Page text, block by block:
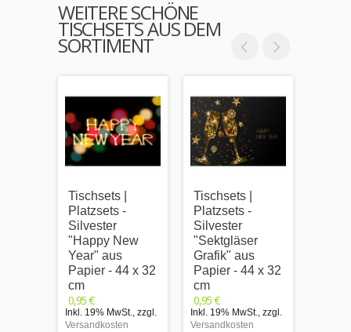
WEITERE SCHÖNE
TISCHSETS AUS DEM
SORTIMENT
Tischsets |
Platzsets -
Silvester
"Happy New
Year" aus
Papier - 44 x 32
cm
0,95 €
Inkl. 19% MwSt., zzgl.
Versandkosten
Tischsets |
Platzsets -
Silvester
"Sektgläser
Grafik" aus
Papier - 44 x 32
cm
0,95 €
Inkl. 19% MwSt., zzgl.
Versandkosten